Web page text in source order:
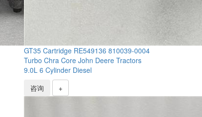
GT35 Cartridge RE549136 810039-0004
Turbo Chra Core John Deere Tractors
9.0L 6 Cylinder Diesel
咨询
+